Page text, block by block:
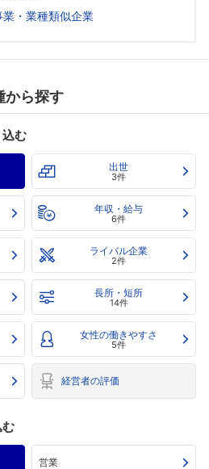
・業種類似企業
から探す
む
出世
3件
年収・給与
6件
ライバル企業
2件
長所・短所
14件
女性の働きやすさ
5件
経営者の評価
営業